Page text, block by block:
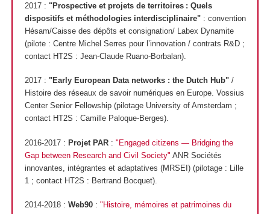
2017 : "Prospective et projets de territoires : Quels
dispositifs et méthodologies interdisciplinaire": convention
Hésam/Caisse des dépôts et consignation/ Labex Dynamite
(pilote : Centre Michel Serres pour l’innovation / contrats R&D ;
contact HT2S : Jean-Claude Ruano-Borbalan).
2017 : "Early European Data networks : the Dutch Hub"/
Histoire des réseaux de savoir numériques en Europe. Vossius
Center Senior Fellowship (pilotage University of Amsterdam ;
contact HT2S : Camille Paloque-Berges).
2016-2017 : Projet PAR: "Engaged citizens — Bridging the
Gap between Research and Civil Society" ANR Sociétés
innovantes, intégrantes et adaptatives (MRSEI) (pilotage : Lille
1 ; contact HT2S : Bertrand Bocquet).
2014-2018 : Web90: "Histoire, mémoires et patrimoines du